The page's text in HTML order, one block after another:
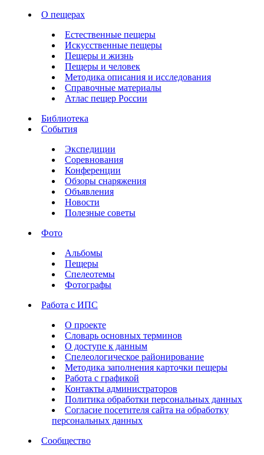
О пещерах
Естественные пещеры
Искусственные пещеры
Пещеры и жизнь
Пещеры и человек
Методика описания и исследования
Справочные материалы
Атлас пещер России
Библиотека
События
Экспедиции
Соревнования
Конференции
Обзоры снаряжения
Объявления
Новости
Полезные советы
Фото
Альбомы
Пещеры
Спелеотемы
Фотографы
Работа с ИПС
О проекте
Словарь основных терминов
О доступе к данным
Спелеологическое районирование
Методика заполнения карточки пещеры
Работа с графикой
Контакты администраторов
Политика обработки персональных данных
Согласие посетителя сайта на обработку
персональных данных
Сообщество